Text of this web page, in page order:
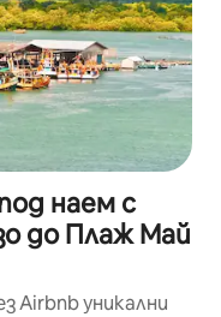
наем с
до Плаж Май
Airbnb уникални